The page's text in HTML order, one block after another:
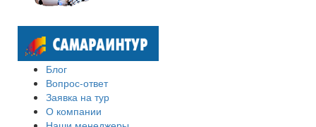
Блог
Вопрос-ответ
Заявка на тур
О компании